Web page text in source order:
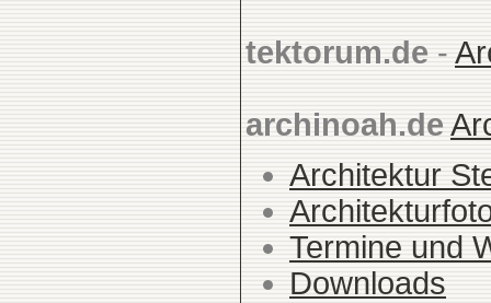
tektorum.de -
archinoah.de
Architektur
Termine und
Downloads